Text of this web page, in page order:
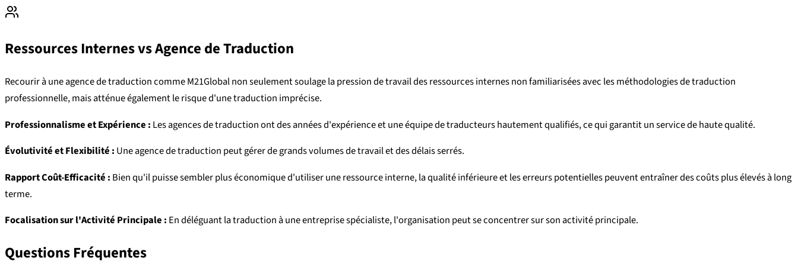
Ressources Internes vs Agence de Traduction
Recourir à une agence de traduction comme M21Global non seulement soulage la pression de travail des ressources internes non familiarisées avec les méthodologies de traduction
professionnelle, mais atténue également le risque d'une traduction imprécise.
Professionnalisme et Expérience : Les agences de traduction ont des années d'expérience et une équipe de traducteurs hautement qualifiés, ce qui garantit un service de haute qualité.
Évolutivité et Flexibilité : Une agence de traduction peut gérer de grands volumes de travail et des délais serrés.
Rapport Coût-Efficacité : Bien qu'il puisse sembler plus économique d'utiliser une ressource interne, la qualité inférieure et les erreurs potentielles peuvent entraîner des coûts plus élevés à long
terme.
Focalisation sur l'Activité Principale : En déléguant la traduction à une entreprise spécialiste, l'organisation peut se concentrer sur son activité principale.
Questions Fréquentes